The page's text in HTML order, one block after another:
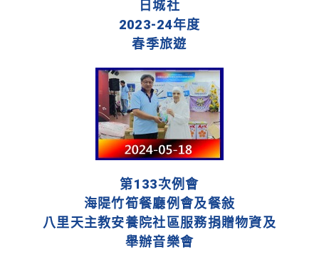
日城社
2023-24年度
春季旅遊
第133次例會
海隄竹筍餐廳例會及餐敍
八里天主教安養院社區服務捐贈物資及
舉辦音樂會